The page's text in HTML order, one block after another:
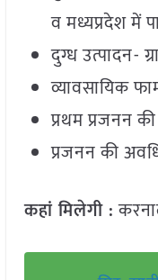
व मध्यप्रदेश में
दुग्ध उत्पादन-
व्यावसायिक
प्रथम प्रजनन
प्रजनन की
कहां मिलेगी :